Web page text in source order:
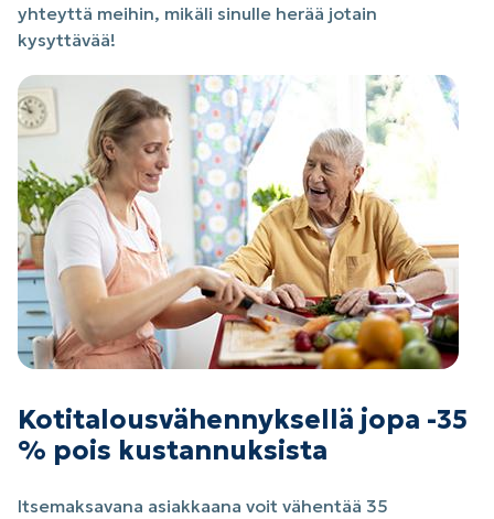
yhteyttä meihin, mikäli sinulle herää jotain
kysyttävää!
Kotitalousvähennyksellä jopa -35
% pois kustannuksista
Itsemaksavana asiakkaana voit vähentää 35